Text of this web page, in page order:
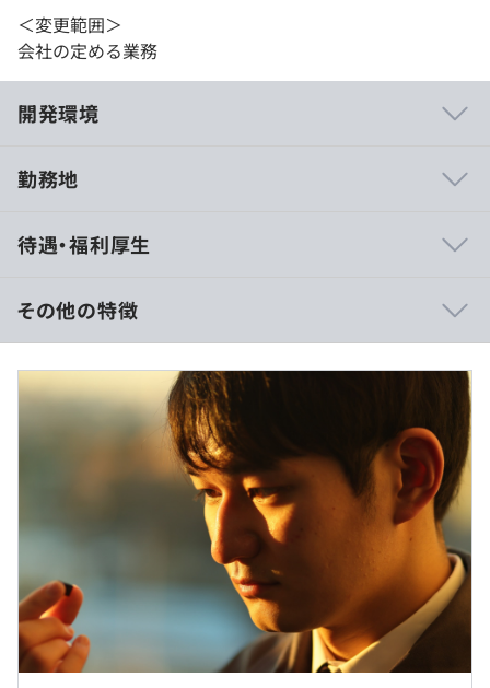
＜変更範囲＞
会社の定める業務
開発環境
・建設業向け現場温度環境監視システム
など
・全社員向けのビジネススキル研修を等級に合わせて実施
しています。（業務管理、組織マネジメント、経営戦略な
・また対象資格が約130種類にもおよぶ資格報奨金制度が
あり、社員の自己啓発を支援しています。
勤務地
待遇・福利厚生
月給（基本給）：27万円〜33万円以上
※残業代は別途支給
※経験・能力を考慮のうえ、当社規定により決定します。
（※想定年収 は年収提示額を保証するものではありません）
〈フレックスタイム制〉
・コアタイム10:30～15:30
その他の特徴